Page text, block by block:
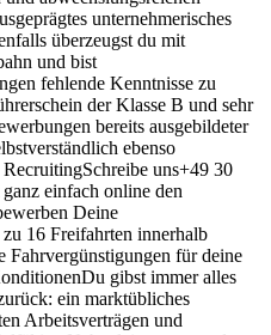
unternehmerisches
überzeugst du mit
und bist
fehlende Kenntnisse zu
der Klasse B und sehr
bereits ausgebildeter
ebenso
uns+49 30
einfach online den
Deine
16 Freifahrten innerhalb
Fahrvergünstigungen für deine
gibst immer alles
ein marktübliches
Arbeitsverträgen und